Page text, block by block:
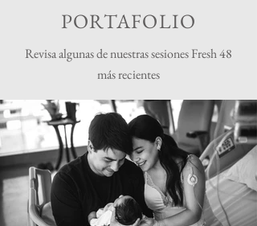
PORTAFOLIO
Revisa algunas de nuestras sesiones Fresh 48
más recientes